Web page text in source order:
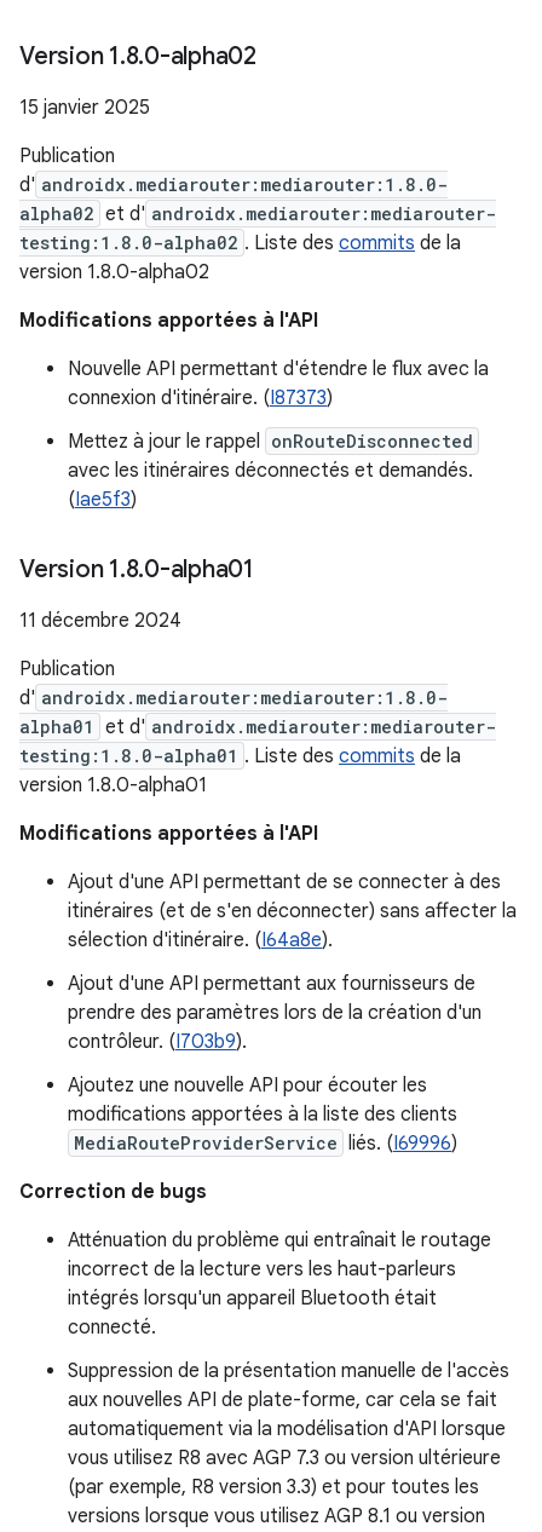
Version 1.8.0-alpha02
15 janvier 2025
Publication
d' androidx.mediarouter:mediarouter:1.8.0-
alpha02 et d' androidx.mediarouter:mediarouter-
testing:1.8.0-alpha02 . Liste des commits de la
version 1.8.0-alpha02
Modifications apportées à l'API
Nouvelle API permettant d'étendre le flux avec la
connexion d'itinéraire. (I87373)
Mettez à jour le rappel onRouteDisconnected
avec les itinéraires déconnectés et demandés.
(Iae5f3)
Version 1.8.0-alpha01
11 décembre 2024
Publication
d' androidx.mediarouter:mediarouter:1.8.0-
alpha01
et d' androidx.mediarouter:mediarouter-
testing:1.8.0-alpha01 . Liste des commits de la
version 1.8.0-alpha01
Modifications apportées à l'API
Ajout d'une API permettant de se connecter à des
itinéraires (et de s'en déconnecter) sans affecter la
sélection d'itinéraire. (I64a8e).
Ajout d'une API permettant aux fournisseurs de
prendre des paramètres lors de la création d'un
contrôleur. (I703b9).
Ajoutez une nouvelle API pour écouter les
modifications apportées à la liste des clients
MediaRouteProviderService liés. (I69996)
Correction de bugs
Atténuation du problème qui entraînait le routage
incorrect de la lecture vers les haut-parleurs
intégrés lorsqu'un appareil Bluetooth était
connecté.
Suppression de la présentation manuelle de l'accès
aux nouvelles API de plate-forme, car cela se fait
automatiquement via la modélisation d'API lorsque
vous utilisez R8 avec AGP 7.3 ou version ultérieure
(par exemple, R8 version 3.3) et pour toutes les
versions lorsque vous utilisez AGP 8.1 ou version